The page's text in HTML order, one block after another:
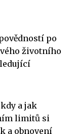
po
životního
a jak
limitů si
a obnovení